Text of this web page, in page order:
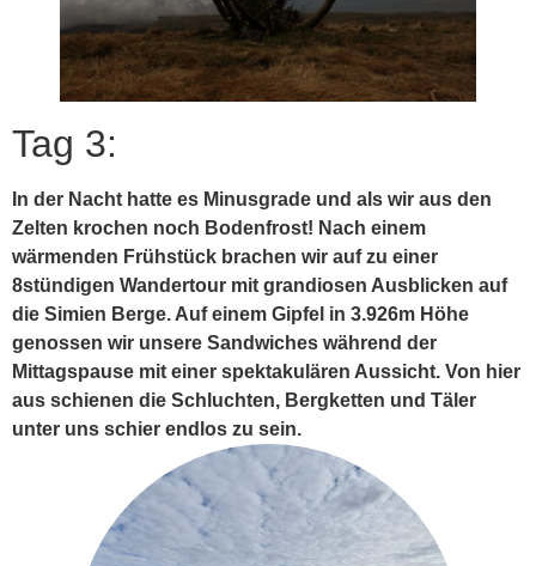
Tag 3:
In der Nacht hatte es Minusgrade und als wir aus den
Zelten krochen noch Bodenfrost! Nach einem
wärmenden Frühstück brachen wir auf zu einer
8stündigen Wandertour mit grandiosen Ausblicken auf
die Simien Berge. Auf einem Gipfel in 3.926m Höhe
genossen wir unsere Sandwiches während der
Mittagspause mit einer spektakulären Aussicht. Von hier
aus schienen die Schluchten, Bergketten und Täler
unter uns schier endlos zu sein.